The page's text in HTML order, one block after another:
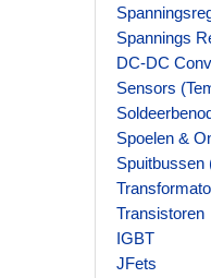
Spannings
DC-DC
Sensors
Spoelen &
Spuitbussen
Transistoren
IGBT
JFets